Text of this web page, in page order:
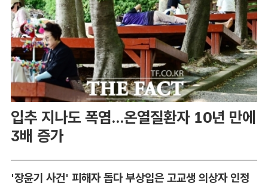
입추 지나도 폭염...온열질환자 10년 만에
3배 증가
'장윤기 사건' 피해자 돕다 부상입은 고교생 의상자 인정